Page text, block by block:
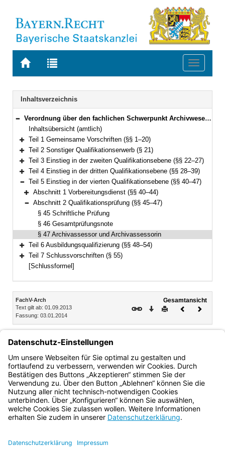
Zur
BAYERN.RECHT
Zur
letzten
Suche
Toggle
Navigation
Inhaltsverzeichnis
Bereich reduzieren
Verordnung über den fachlichen Schwerpunkt Archivwesen (FachV-Arch) Vom 3. Januar 2014 (GVBl. S. 7) BayRS 2038-3-1-9-I/WK (§§ 1–55)
Inhaltsübersicht (amtlich)
Bereich erweitern
Teil 1 Gemeinsame Vorschriften (§§ 1–20)
Bereich erweitern
Teil 2 Sonstiger Qualifikationserwerb (§ 21)
Bereich erweitern
Teil 3 Einstieg in der zweiten Qualifikationsebene (§§ 22–27)
Bereich erweitern
Teil 4 Einstieg in der dritten Qualifikationsebene (§§ 28–39)
Bereich reduzieren
Teil 5 Einstieg in der vierten Qualifikationsebene (§§ 40–47)
Bereich erweitern
Abschnitt 1 Vorbereitungsdienst (§§ 40–44)
Bereich reduzieren
Abschnitt 2 Qualifikationsprüfung (§§ 45–47)
§ 45 Schriftliche Prüfung
§ 46 Gesamtprüfungsnote
§ 47 Archivassessor und Archivassessorin
Bereich erweitern
Teil 6 Ausbildungsqualifizierung (§§ 48–54)
Bereich erweitern
Teil 7 Schlussvorschriften (§ 55)
[Schlussformel]
Inhalt
FachV-Arch
Text gilt ab: 01.09.2013
Fassung: 03.01.2014
Gesamtansicht
Download
DruckenVorheriges
Wer die Prüfung bestanden hat, ist berechtigt, die
Bezeichnung „Archivassessor“ bzw. „Archivassessorin“ zu
führen.
Bayern.de
BayernPortal
Impressum